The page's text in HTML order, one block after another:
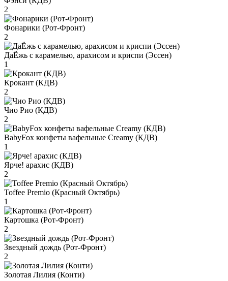
2
Фонарики (Рот-Фронт)
2
ДаЁжь с карамелью, арахисом и криспи (Эссен)
1
Крокант (КДВ)
2
Чио Рио (КДВ)
2
BabyFox конфеты вафельные Creamy (КДВ)
1
Ярче! арахис (КДВ)
2
Toffee Premio (Красный Октябрь)
1
Картошка (Рот-Фронт)
2
Звездный дождь (Рот-Фронт)
2
Золотая Лилия (Конти)